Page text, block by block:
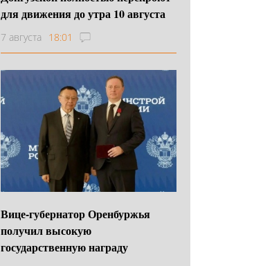
для движения до утра 10 августа
7 августа 18:01
Вице-губернатор Оренбуржья
получил высокую
государственную награду